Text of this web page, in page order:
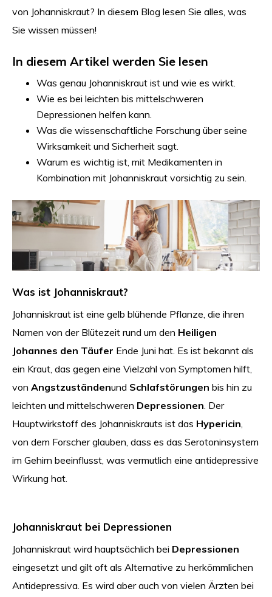
von Johanniskraut? In diesem Blog lesen Sie alles, was
Sie wissen müssen!
In diesem Artikel werden Sie lesen
Was genau Johanniskraut ist und wie es wirkt.
Wie es bei leichten bis mittelschweren
Depressionen helfen kann.
Was die wissenschaftliche Forschung über seine
Wirksamkeit und Sicherheit sagt.
Warum es wichtig ist, mit Medikamenten in
Kombination mit Johanniskraut vorsichtig zu sein.
Was ist Johanniskraut?
Johanniskraut ist eine gelb blühende Pflanze, die ihren
Namen von der Blütezeit rund um den Heiligen
Johannes den Täufer Ende Juni hat. Es ist bekannt als
ein Kraut, das gegen eine Vielzahl von Symptomen hilft,
von Angstzuständenund Schlafstörungen bis hin zu
leichten und mittelschweren Depressionen. Der
Hauptwirkstoff des Johanniskrauts ist das Hypericin,
von dem Forscher glauben, dass es das Serotoninsystem
im Gehirn beeinflusst, was vermutlich eine antidepressive
Wirkung hat.
Johanniskraut bei Depressionen
Johanniskraut wird hauptsächlich bei Depressionen
eingesetzt und gilt oft als Alternative zu herkömmlichen
Antidepressiva. Es wird aber auch von vielen Ärzten bei